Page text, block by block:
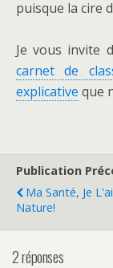
puisque la cire
Je vous invite
carnet de
explicative que
Publication
Ma Santé, Je
Nature!
2 réponses